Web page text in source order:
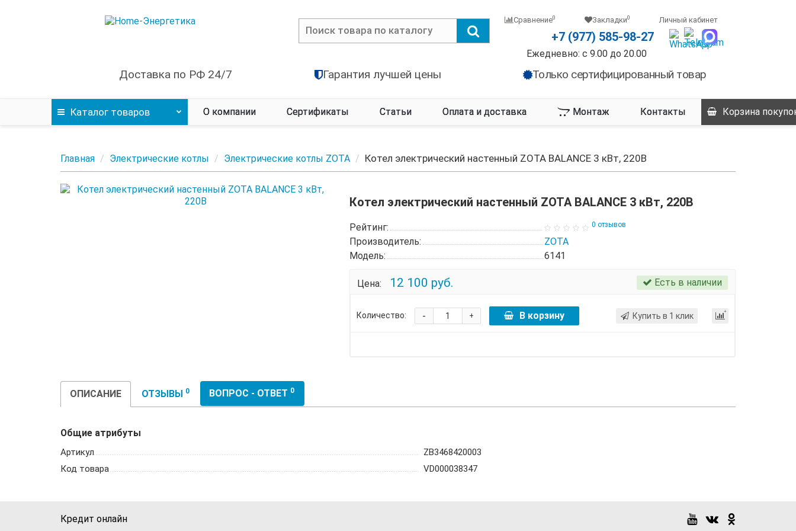
Сравнение0 Закладки0 Личный кабинет
+7 (977) 585-98-27
Ежедневно: с 9.00 до 20.00
Доставка по РФ 24/7 Гарантия лучшей цены Только сертифицированный товар
Каталог товаров О компании Сертификаты Статьи Оплата и доставка Монтаж Контакты Корзина
Главная Электрические котлы Электрические котлы ZOTA Котел электрический настенный ZOTA BALANCE 3 кВт, 220В
Котел электрический настенный ZOTA BALANCE 3 кВт, 220В
Рейтинг: 0 отзывов
Производитель:
ZOTA
Модель:
6141
Цена: 12 100 руб. Есть в наличии
Количество: +
- В корзину Купить в 1 клик
ОПИСАНИЕ ОТЗЫВЫ 0 ВОПРОС - ОТВЕТ 0
Общие атрибуты
Артикул
ZB3468420003
Код товара
VD000038347
Кредит онлайн